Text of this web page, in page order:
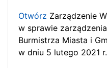
Otwórz Zarządzenie
w sprawie
Burmistrza Miasta i
w dniu 5 lutego 2021 r.